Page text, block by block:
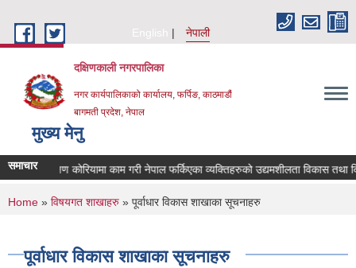
English
नेपाली
दक्षिणकाली नगरपालिका
नगर कार्यपालिकाको कार्यालय, फर्पिङ, काठमाडौं
बागमती प्रदेश, नेपाल
मुख्य मेनु
समाचारदक्षिण कोरियामा काम गरी नेपाल फर्किएका व्यक्तिहरुको उद्यमशीलता विकास
You are here
Home » विषयगत शाखाहरु » पूर्वाधार विकास शाखाका सूचनाहरु
पूर्वाधार विकास शाखाका सूचनाहरु